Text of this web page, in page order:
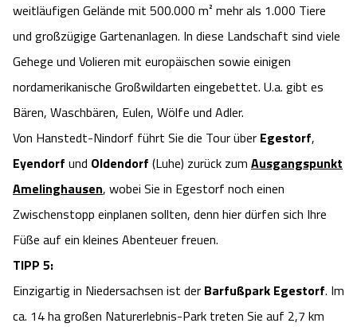
weitläufigen Gelände mit 500.000 m² mehr als 1.000 Tiere
und großzügige Gartenanlagen. In diese Landschaft sind viele
Gehege und Volieren mit europäischen sowie einigen
nordamerikanische Großwildarten eingebettet. U.a. gibt es
Bären, Waschbären, Eulen, Wölfe und Adler.
Von Hanstedt-Nindorf führt Sie die Tour über Egestorf,
Eyendorf und Oldendorf (Luhe) zurück zum Ausgangspunkt
Amelinghausen, wobei Sie in Egestorf noch einen
Zwischenstopp einplanen sollten, denn hier dürfen sich Ihre
Füße auf ein kleines Abenteuer freuen.
TIPP 5:
Einzigartig in Niedersachsen ist der Barfußpark Egestorf. Im
ca. 14 ha großen Naturerlebnis-Park treten Sie auf 2,7 km